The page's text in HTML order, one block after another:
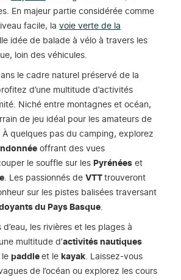
En majeur partie considérée comme
facile, la voie verte de la
idée de balade à vélo à travers les
loin des véhicules.
le cadre naturel préservé de la
d’une multitude d’activités
Niché entre montagnes et océan,
de jeu idéal pour les amateurs de
À quelques pas du camping, explorez
offrant des vues
le souffle sur les Pyrénées et
. Les passionnés de VTT trouveront
sur les pistes balisées traversant
du Pays Basque.
d’eau, les rivières et les plages à
multitude d’activités nautiques
le paddle et le kayak. Laissez-vous
de l’océan ou explorez les cours